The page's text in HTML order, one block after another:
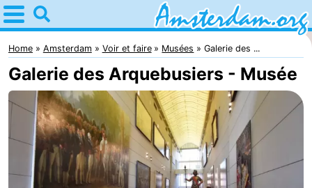
Home
Amsterdam
Itinéraires
Avec
les
enfants
Jeunes
adultes
Gratuitement
Home Amsterdam Voir et faire Musées Galerie des ...
Galerie des Arquebusiers - Musée